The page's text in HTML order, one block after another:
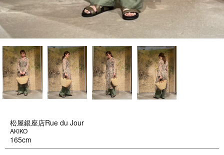
松屋銀座店Rue du Jour
AKIKO
165cm